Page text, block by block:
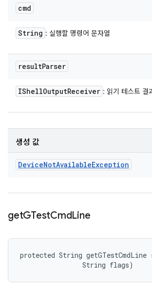
cmd
String : 실행할 명령어 문자열
resultParser
IShellOutputReceiver : 읽기 테스트 결
생성 값
DeviceNotAvailableException
getGTestCmdLine
protected String
                String flags)